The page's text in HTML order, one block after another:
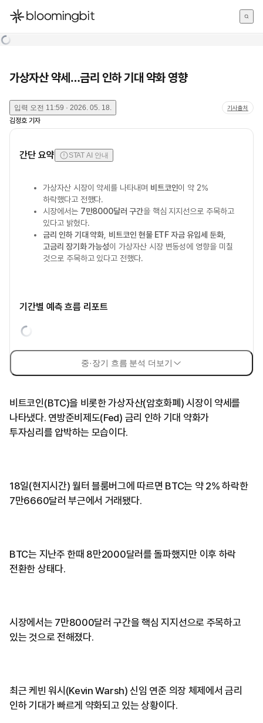
한국어
가상자산 약세…금리 인하 기대 약화 영향
입력 오전 11:59 · 2026. 05. 18. 기사출처
김정호 기자
간단 요약 STAT AI 안내
가상자산 시장이 약세를 나타내며 비트코인이 약 2%
하락했다고 전했다.
시장에서는 7만8000달러 구간을 핵심 지지선으로 주목하고
있다고 밝혔다.
금리 인하 기대 약화 비트코인 현물 ETF 자금 유입세 둔화,
고금리 장기화 가능성이 가상자산 시장 변동성에 영향을 미칠
것으로 주목하고 있다고 전했다.
기간별 예측 흐름 리포트
중·장기 흐름 분석 더보기
비트코인(BTC)을 비롯한 가상자산(암호화폐) 시장이 약세를
나타냈다. 연방준비제도(Fed) 금리 인하 기대 약화가
투자심리를 압박하는 모습이다.
18일(현지시간) 월터 블룸버그에 따르면 BTC는 약 2% 하락한
7만6660달러 부근에서 거래됐다.
BTC는 지난주 한때 8만2000달러를 돌파했지만 이후 하락
전환한 상태다.
시장에서는 7만8000달러 구간을 핵심 지지선으로 주목하고
있는 것으로 전해졌다.
최근 케빈 워시(Kevin Warsh) 신임 연준 의장 체제에서 금리
인하 기대가 빠르게 약화되고 있는 상황이다.